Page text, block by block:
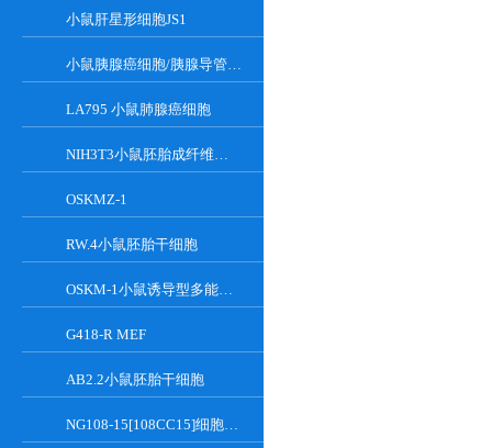
小鼠肝星形细胞JS1
小鼠胰腺癌细胞/胰腺导管癌PAN02
LA795 小鼠肺腺癌细胞
NIH3T3小鼠胚胎成纤维细胞
OSKMZ-1
RW.4小鼠胚胎干细胞
OSKM-1小鼠诱导型多能干细胞
G418-R MEF
AB2.2小鼠胚胎干细胞
NG108-15[108CC15]细胞系|小鼠神经母瘤与大鼠胶质瘤之融合细胞